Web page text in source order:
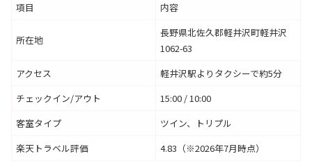
項目 内容
所在地
長野県北佐久郡軽井沢町軽井沢
1062-63
アクセス
軽井沢駅よりタクシーで約5分
チェックイン/アウト
15:00 / 10:00
客室タイプ
ツイン、トリプル
楽天トラベル評価
4.83（※2026年7月時点）